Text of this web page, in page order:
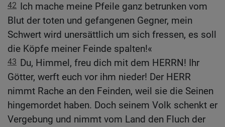
42 Ich mache meine Pfeile ganz betrunken vom
Blut der toten und gefangenen Gegner, mein
Schwert wird unersättlich um sich fressen, es soll
die Köpfe meiner Feinde spalten!«
43 Du, Himmel, freu dich mit dem HERRN! Ihr
Götter, werft euch vor ihm nieder! Der HERR
nimmt Rache an den Feinden, weil sie die Seinen
hingemordet haben. Doch seinem Volk schenkt er
Vergebung und nimmt vom Land den Fluch der